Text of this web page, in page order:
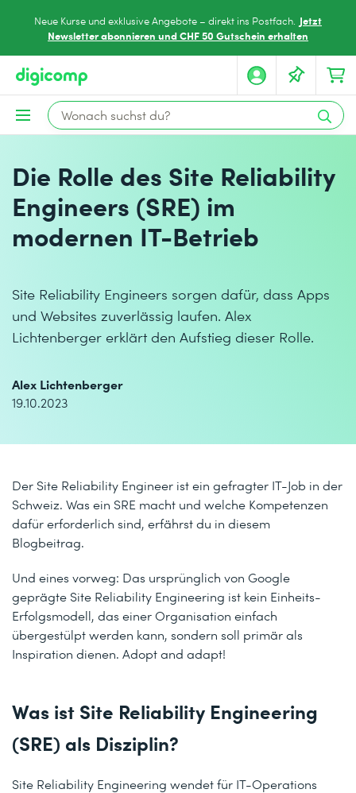
Neue Kurse und exklusive Angebote – direkt ins Postfach. Jetzt
Newsletter abonnieren und CHF 50 Gutschein erhalten
Die Rolle des Site Reliability
Engineers (SRE) im
modernen IT-Betrieb
Site Reliability Engineers sorgen dafür, dass Apps
und Websites zuverlässig laufen. Alex
Lichtenberger erklärt den Aufstieg dieser Rolle.
Alex Lichtenberger
19.10.2023
Der Site Reliability Engineer ist ein gefragter IT-Job in der
Schweiz. Was ein SRE macht und welche Kompetenzen
dafür erforderlich sind, erfährst du in diesem
Blogbeitrag.
Und eines vorweg: Das ursprünglich von Google
geprägte Site Reliability Engineering ist kein Einheits-
Erfolgsmodell, das einer Organisation einfach
übergestülpt werden kann, sondern soll primär als
Inspiration dienen. Adopt and adapt!
Was ist Site Reliability Engineering
(SRE) als Disziplin?
Site Reliability Engineering wendet für IT-Operations